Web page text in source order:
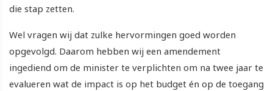
die stap zetten.
Wel vragen wij dat zulke hervormingen goed worden
opgevolgd. Daarom hebben wij een amendement
ingediend om de minister te verplichten om na twee jaar te
evalueren wat de impact is op het budget én op de toegang